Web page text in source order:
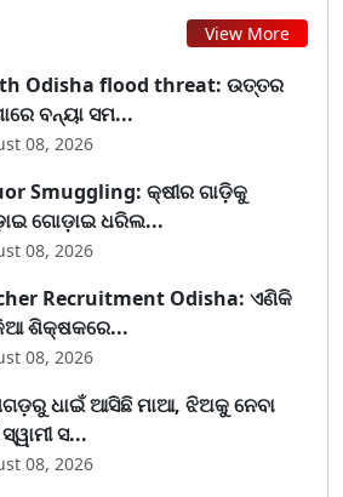
View More
Odisha flood threat: ଉତ୍ତର
ବନ୍ୟା ସମ...
08, 2026
Smuggling: କ୍ଷୀର ଗାଡ଼ିକୁ
ଗୋଡ଼ାଇ ଧରିଲ...
08, 2026
Recruitment Odisha: ଏଣିକି
ଶିକ୍ଷକରେ...
08, 2026
ଧାଇଁ ଆସିଛି ମାଆ, ଝିଅକୁ ନେବା
ସ...
08, 2026